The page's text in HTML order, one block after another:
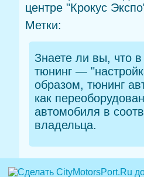
центре "Крокус
Метки:
Знаете ли вы, что
тюнинг —
образом, тюнинг
как
автомобиля в
владельца.